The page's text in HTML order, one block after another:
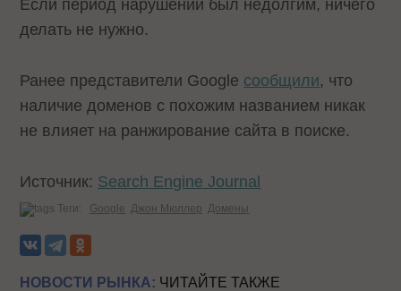
Если период нарушений был недолгим, ничего
делать не нужно.
Ранее представители Google сообщили, что
наличие доменов с похожим названием никак
не влияет на ранжирование сайта в поиске.
Источник: Search Engine Journal
Теги: Google Джон Мюллер Домены
НОВОСТИ РЫНКА: ЧИТАЙТЕ ТАКЖЕ